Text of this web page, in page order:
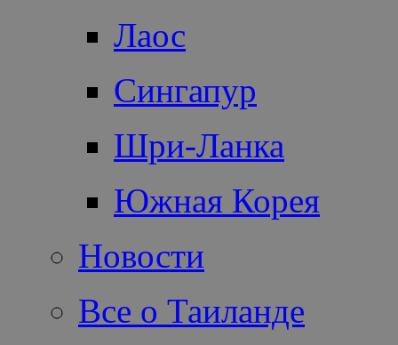
Лаос
Сингапур
Шри-Ланка
Южная Корея
Новости
Все о Таиланде